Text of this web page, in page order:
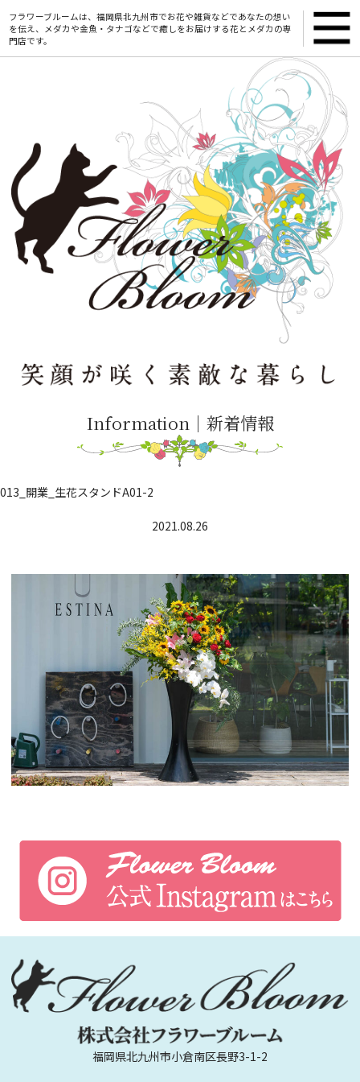
フラワーブルームは、福岡県北九州市でお花や雑貨などであなたの想い
を伝え、メダカや金魚・タナゴなどで癒しをお届けする花とメダカの専
門店です。
Information｜新着情報
013_開業_生花スタンドA01-2
2021.08.26
福岡県北九州市小倉南区長野3-1-2